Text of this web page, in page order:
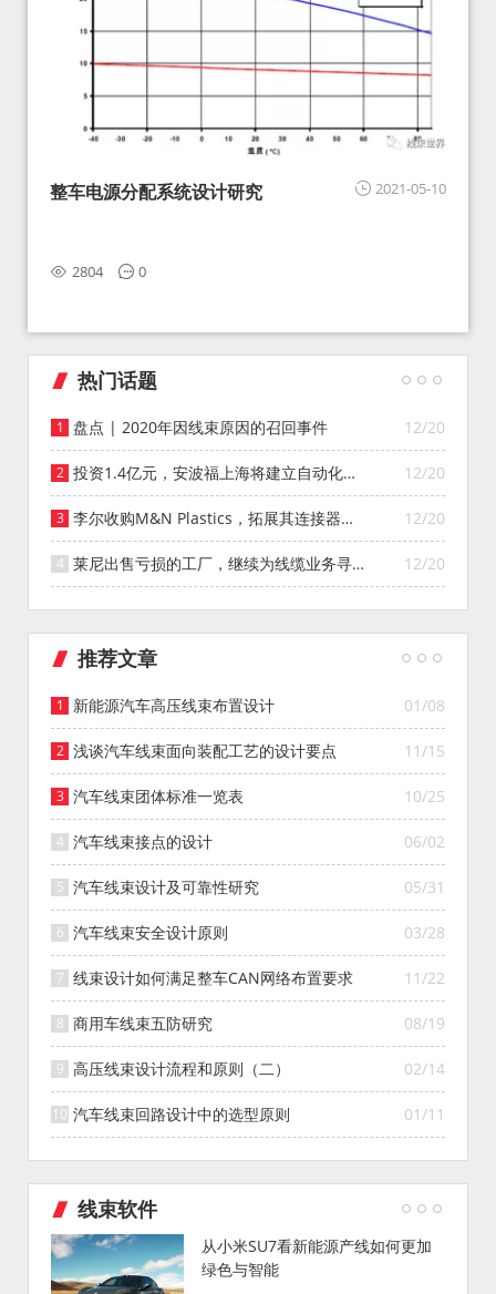
2021-05-10
整车电源分配系统设计研究
2804 0
热门话题
12/20
盘点 | 2020年因线束原因的召回事件
12/20
投资1.4亿元，安波福上海将建立自动化智
能仓库
12/20
李尔收购M&N Plastics，拓展其连接器系
统业务
12/20
莱尼出售亏损的工厂，继续为线缆业务寻找
投资者
推荐文章
01/08
新能源汽车高压线束布置设计
11/15
浅谈汽车线束面向装配工艺的设计要点
10/25
汽车线束团体标准一览表
06/02
汽车线束接点的设计
05/31
汽车线束设计及可靠性研究
03/28
汽车线束安全设计原则
11/22
线束设计如何满足整车CAN网络布置要求
08/19
商用车线束五防研究
02/14
高压线束设计流程和原则（二）
01/11
汽车线束回路设计中的选型原则
线束软件
从小米SU7看新能源产线如何更加
绿色与智能